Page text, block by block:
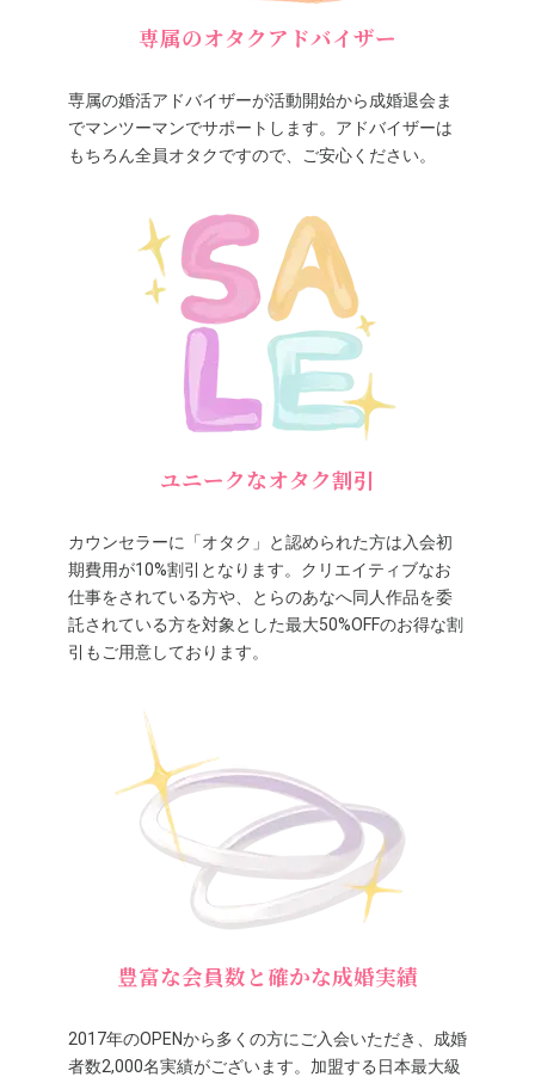
専属のオタクアドバイザー
専属の婚活アドバイザーが活動開始から成婚退会ま
でマンツーマンでサポートします。アドバイザーは
もちろん全員オタクですので、ご安心ください。
ユニークなオタク割引
カウンセラーに「オタク」と認められた方は入会初
期費用が10%割引となります。クリエイティブなお
仕事をされている方や、とらのあなへ同人作品を委
託されている方を対象とした最大50%OFFのお得な割
引もご用意しております。
豊富な会員数と確かな成婚実績
2017年のOPENから多くの方にご入会いただき、成婚
者数2,000名実績がございます。加盟する日本最大級